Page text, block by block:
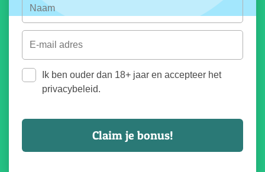
Ik ben ouder dan 18+ jaar en accepteer het
privacybeleid.